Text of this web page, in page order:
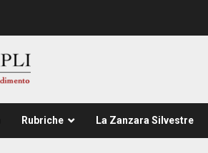
Rubriche La Zanzara Silvestre